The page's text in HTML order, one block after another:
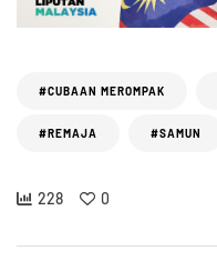
#CUBAAN MEROMPAK
#REMAJA #SAMUN
228 0